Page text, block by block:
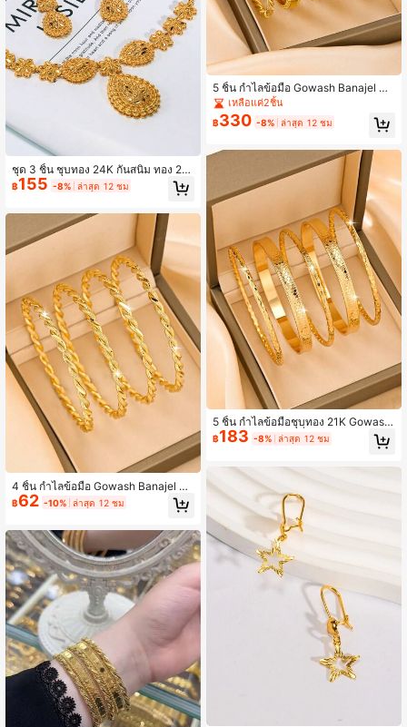
ชุด 3 ชิ้น ชุบทอง 24K กันสนิม ทอง 24
K ทางเลือก ดูไบ เจ้าสาว งานแต่งงาน
ของขวัญที่สมบูรณ์แบบ ดอกไม้กลวง สร้
฿155 -8% ล่าสุด 12 ชม
4 ชิ้น กำไลข้อมือ Gowash Banajel ชุบ
ทอง 21K, ทางเลือกทอง 21K กันสนิม, ข
องขวัญที่สมบูรณ์แบบสำหรับเจ้าสาวงา
฿62 -10% ล่าสุด 12 ชม
5 ชิ้น กำไลข้อมือ Gowash Banajel ชุบ
ทอง 21K กันสนิม ทางเลือกทอง 21K ขอ
งขวัญเครื่องประดับงานแต่งงานซาอุดีอ
าระเบียดูไบ
เหลือแค่2ชิ้น
฿330 -8% ล่าสุด 12 ชม
5 ชิ้น กำไลข้อมือชุบทอง 21K Gowash,
ทอง 21K ทางเลือกที่ทนต่อสนิม สไตล์อ
าหรับ ดูไบ เครื่องประดับงานแต่งงาน ง
฿183 -8% ล่าสุด 12 ชม